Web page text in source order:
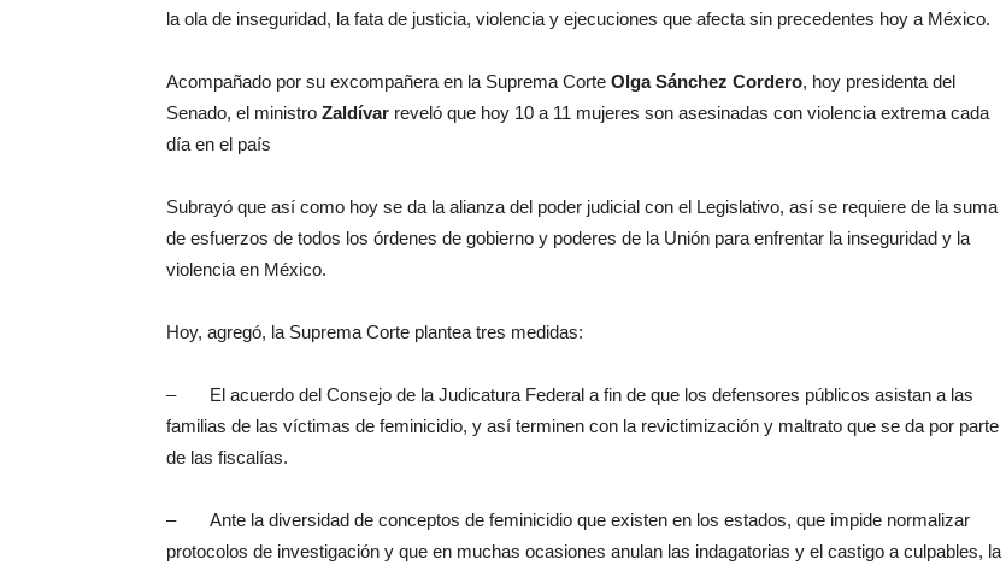
la ola de inseguridad, la fata de justicia, violencia y ejecuciones que afecta sin precedentes hoy a México.
Acompañado por su excompañera en la Suprema Corte Olga Sánchez Cordero, hoy presidenta del
Senado, el ministro Zaldívar reveló que hoy 10 a 11 mujeres son asesinadas con violencia extrema cada
día en el país
Subrayó que así como hoy se da la alianza del poder judicial con el Legislativo, así se requiere de la suma
de esfuerzos de todos los órdenes de gobierno y poderes de la Unión para enfrentar la inseguridad y la
violencia en México.
Hoy, agregó, la Suprema Corte plantea tres medidas:
– El acuerdo del Consejo de la Judicatura Federal a fin de que los defensores públicos asistan a las
familias de las víctimas de feminicidio, y así terminen con la revictimización y maltrato que se da por parte
de las fiscalías.
– Ante la diversidad de conceptos de feminicidio que existen en los estados, que impide normalizar
protocolos de investigación y que en muchas ocasiones anulan las indagatorias y el castigo a culpables, la